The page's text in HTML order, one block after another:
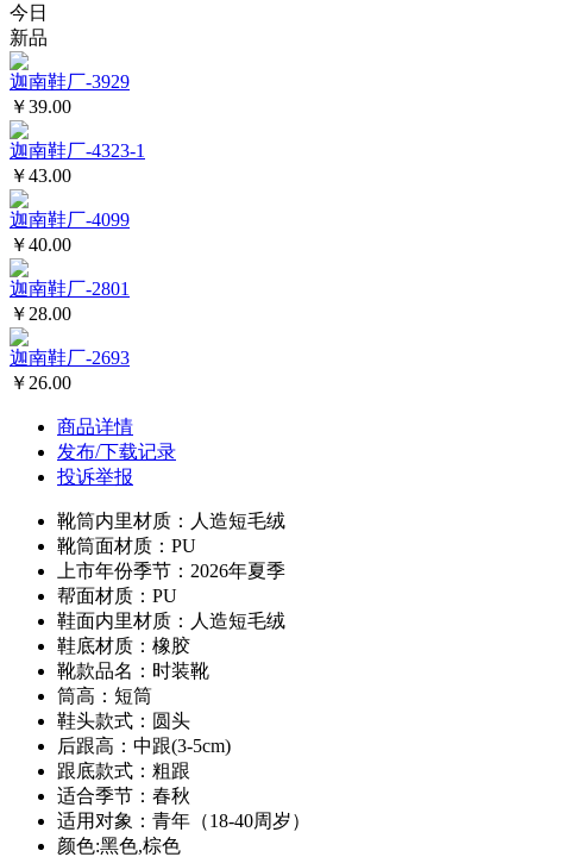
今日
新品
迦南鞋厂-3929
￥39.00
迦南鞋厂-4323-1
￥43.00
迦南鞋厂-4099
￥40.00
迦南鞋厂-2801
￥28.00
迦南鞋厂-2693
￥26.00
商品详情
发布/下载记录
投诉举报
靴筒内里材质：人造短毛绒
靴筒面材质：PU
上市年份季节：2026年夏季
帮面材质：PU
鞋面内里材质：人造短毛绒
鞋底材质：橡胶
靴款品名：时装靴
筒高：短筒
鞋头款式：圆头
后跟高：中跟(3-5cm)
跟底款式：粗跟
适合季节：春秋
适用对象：青年（18-40周岁）
颜色:黑色,棕色